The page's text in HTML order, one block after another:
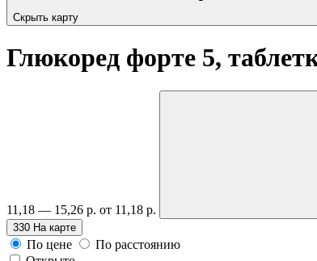
Скрыть карту
Глюкоред форте 5,
11,18 — 15,26 р. от 11,18 р.
330 На карте
По цене
По расстоянию